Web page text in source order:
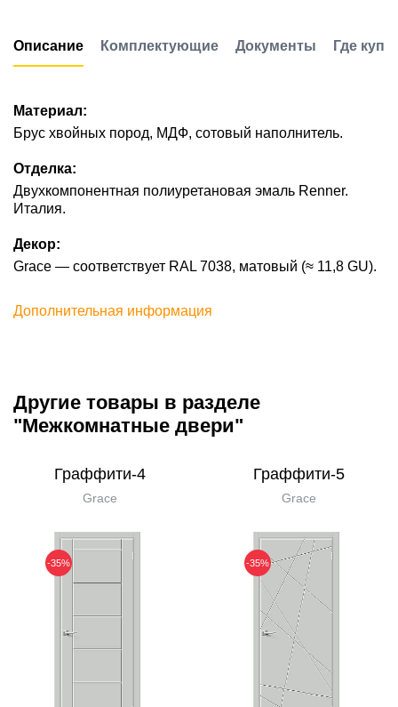
Описание Комплектующие Документы Где
Материал:
Брус хвойных пород, МДФ, сотовый наполнитель.
Отделка:
Двухкомпонентная полиуретановая эмаль Renner.
Италия.
Декор:
Grace — соответствует RAL 7038, матовый (≈ 11,8 GU).
Дополнительная информация
Другие товары в разделе
"Межкомнатные двери"
Граффити-4
Grace
-35%
Граффити-5
Grace
-35%